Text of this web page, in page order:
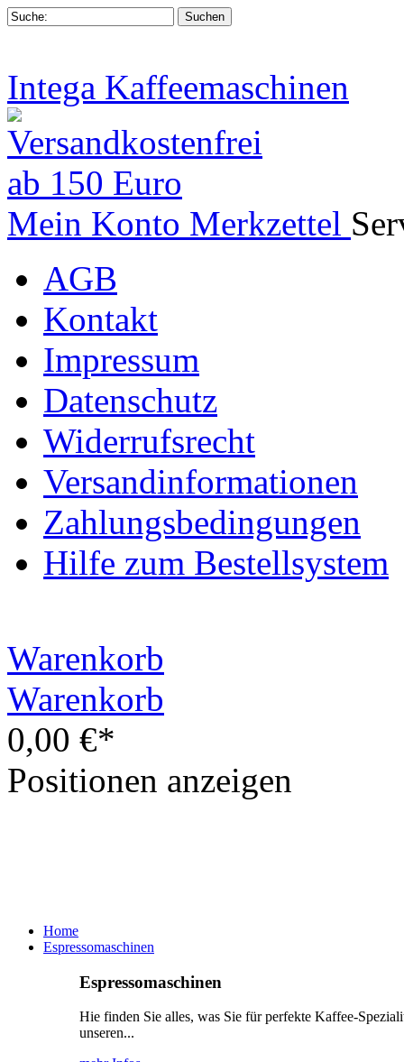
Intega Kaffeemaschinen
Mein Konto Merkzettel
AGB
Kontakt
Impressum
Datenschutz
Widerrufsrecht
Versandinformationen
Zahlungsbedingungen
Hilfe zum Bestellsystem
Warenkorb
Warenkorb
0,00 €*
Positionen anzeigen
Home
Espressomaschinen
Espressomaschinen
Hie finden Sie alles, was Sie für perfekte Kaffee-
unseren...